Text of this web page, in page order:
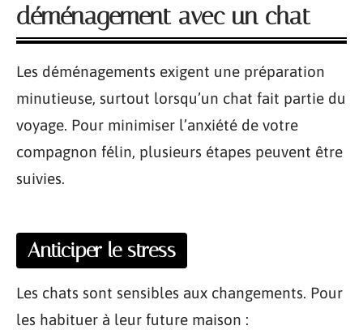
déménagement avec un chat
Les déménagements exigent une préparation
minutieuse, surtout lorsqu’un chat fait partie du
voyage. Pour minimiser l’anxiété de votre
compagnon félin, plusieurs étapes peuvent être
suivies.
Anticiper le stress
Les chats sont sensibles aux changements. Pour
les habituer à leur future maison :